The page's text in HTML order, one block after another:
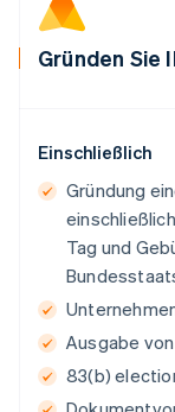
Gründen Sie
Einschließlich
Gründung
Tag und
Ausgabe
83(b)
Deutschland
Deutsch
Estland
Finnland
Frankreich
FrançaisEnglish
Gibraltar
English
Griechenland
Indien
English
Irland